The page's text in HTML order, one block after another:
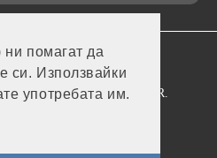
ни помагат да
си. Използвайки
употребата им.
GDPR
е 100% съобразен с GDPR.